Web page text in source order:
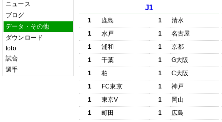
ニュース
ブログ
データ・その他
ダウンロード
toto
試合
選手
J1
1 鹿島 1
清水
1
水戸 1
名古屋
1
浦和 1
京都
1
千葉 1
G大阪
1
柏 1
C大阪
1
FC東京 1
神戸
1
東京V 1
岡山
1
町田 1
広島